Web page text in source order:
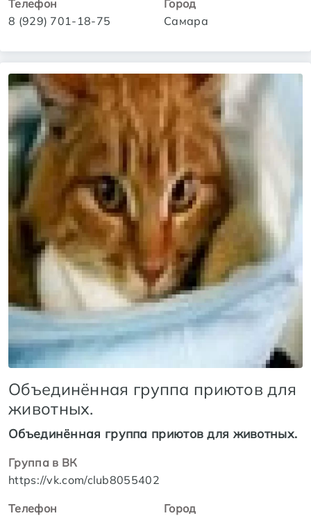
Телефон
8 (929) 701-18-75
Город
Самара
Объединённая группа приютов для
животных.
Объединённая группа приютов для животных.
Группа в ВК
https://vk.com/club8055402
Телефон
Город